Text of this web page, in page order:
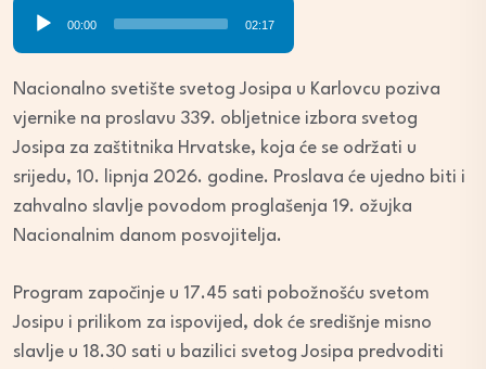
00:00 02:17
Nacionalno svetište svetog Josipa u Karlovcu poziva
vjernike na proslavu 339. obljetnice izbora svetog
Josipa za zaštitnika Hrvatske, koja će se održati u
srijedu, 10. lipnja 2026. godine. Proslava će ujedno biti i
zahvalno slavlje povodom proglašenja 19. ožujka
Nacionalnim danom posvojitelja.
Program započinje u 17.45 sati pobožnošću svetom
Josipu i prilikom za ispovijed, dok će središnje misno
slavlje u 18.30 sati u bazilici svetog Josipa predvoditi